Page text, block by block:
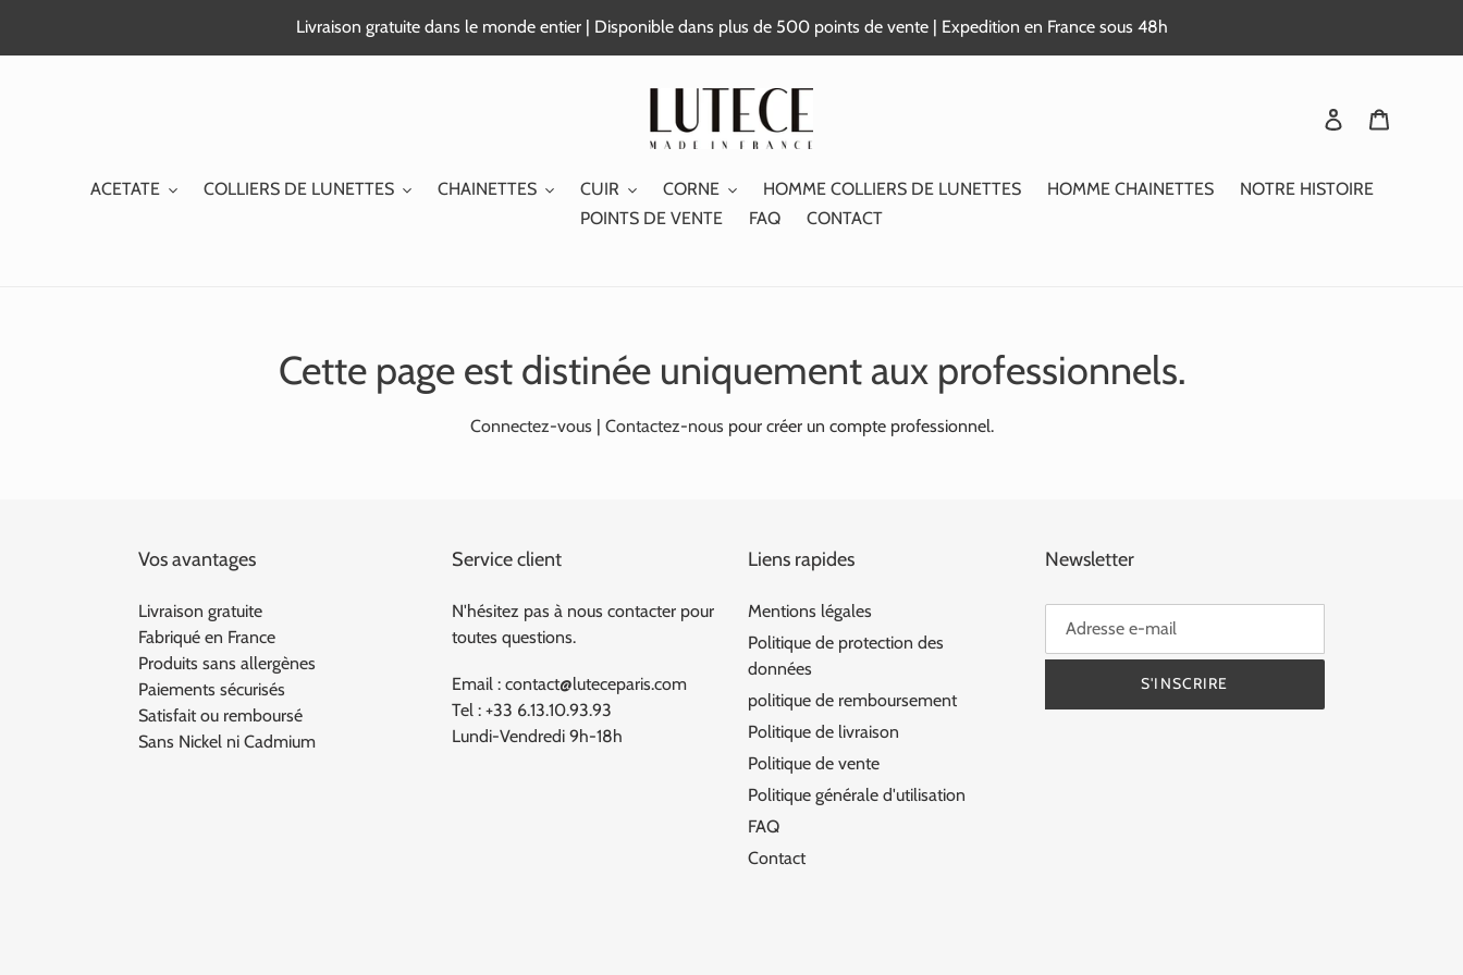
Livraison gratuite dans le monde entier | Disponible dans plus de 500 points de vente | Expedition en France sous 48h
Se connecter
ACETATE COLLIERS DE LUNETTES CHAINETTES CUIR CORNE HOMME COLLIERS DE LUNETTES HOMME CHAINETTES
NOTRE HISTOIRE
POINTS DE VENTE
FAQ CONTACT
Cette page est distinée uniquement aux professionnels.
Connectez-vous | Contactez-nous pour créer un compte professionnel.
Vos avantages
Livraison gratuite
Fabriqué en France
Produits sans allergènes
Paiements sécurisés
Satisfait ou remboursé
Sans Nickel ni Cadmium
Service client
N'hésitez pas à nous contacter pour
toutes questions.
Email : contact@luteceparis.com
Tel : +33 6.13.10.93.93
Lundi-Vendredi 9h-18h
Liens rapides
Mentions légales
Politique de protection des
données
politique de remboursement
Politique de livraison
Politique de vente
Politique générale d'utilisation
FAQ
Contact
Newsletter
S'INSCRIRE